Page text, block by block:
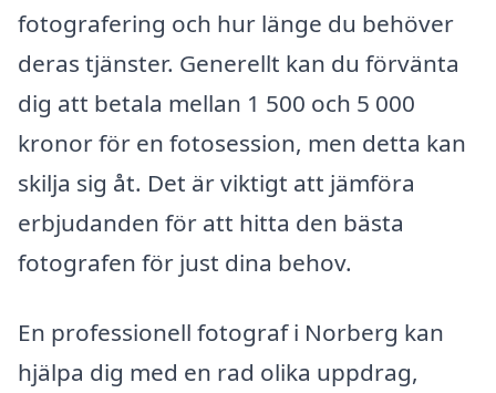
fotografering och hur länge du behöver
deras tjänster. Generellt kan du förvänta
dig att betala mellan 1 500 och 5 000
kronor för en fotosession, men detta kan
skilja sig åt. Det är viktigt att jämföra
erbjudanden för att hitta den bästa
fotografen för just dina behov.
En professionell fotograf i Norberg kan
hjälpa dig med en rad olika uppdrag,